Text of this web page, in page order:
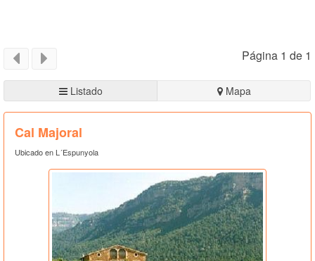
Página 1 de 1
Listado Mapa
Cal Majoral
Ubicado en L´Espunyola